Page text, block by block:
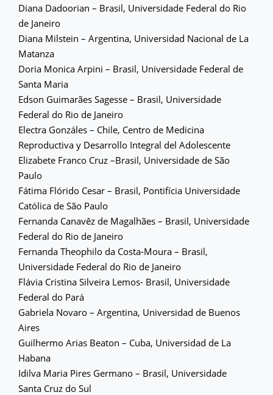
Diana Dadoorian – Brasil, Universidade Federal do Rio
de Janeiro
Diana Milstein – Argentina, Universidad Nacional de La
Matanza
Doria Monica Arpini – Brasil, Universidade Federal de
Santa Maria
Edson Guimarães Sagesse – Brasil, Universidade
Federal do Rio de Janeiro
Electra Gonzáles – Chile, Centro de Medicina
Reproductiva y Desarrollo Integral del Adolescente
Elizabete Franco Cruz –Brasil, Universidade de São
Paulo
Fátima Flórido Cesar – Brasil, Pontifícia Universidade
Católica de São Paulo
Fernanda Canavêz de Magalhães – Brasil, Universidade
Federal do Rio de Janeiro
Fernanda Theophilo da Costa-Moura – Brasil,
Universidade Federal do Rio de Janeiro
Flávia Cristina Silveira Lemos- Brasil, Universidade
Federal do Pará
Gabriela Novaro – Argentina, Universidad de Buenos
Aires
Guilhermo Arias Beaton – Cuba, Universidad de La
Habana
Idilva Maria Pires Germano – Brasil, Universidade
Santa Cruz do Sul